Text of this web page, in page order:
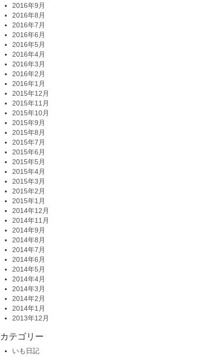
2016年9月
2016年8月
2016年7月
2016年6月
2016年5月
2016年4月
2016年3月
2016年2月
2016年1月
2015年12月
2015年11月
2015年10月
2015年9月
2015年8月
2015年7月
2015年6月
2015年5月
2015年4月
2015年3月
2015年2月
2015年1月
2014年12月
2014年11月
2014年9月
2014年8月
2014年7月
2014年6月
2014年5月
2014年4月
2014年3月
2014年2月
2014年1月
2013年12月
カテゴリー
いも日記